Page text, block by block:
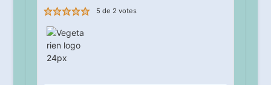
5 de 2 votes